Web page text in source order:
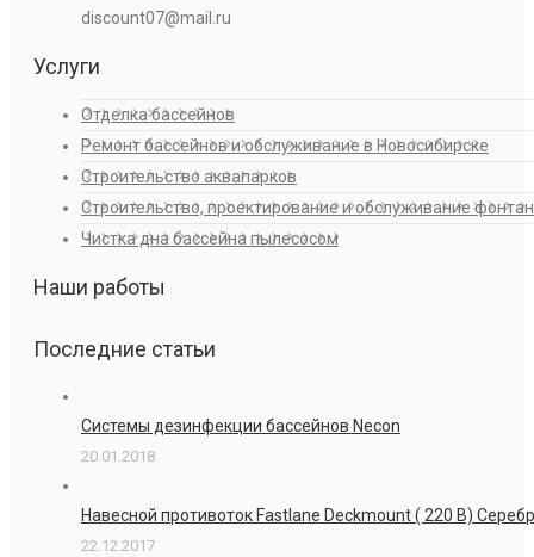
discount07@mail.ru
Услуги
Отделка бассейнов
Ремонт бассейнов и обслуживание в Новосибирске
Строительство аквапарков
Строительство, проектирование и обслуживание
Чистка дна бассейна пылесосом
Наши работы
Последние статьи
Системы дезинфекции бассейнов Necon
20.01.2018
Навесной противоток Fastlane Deckmount ( 220 В)
22.12.2017